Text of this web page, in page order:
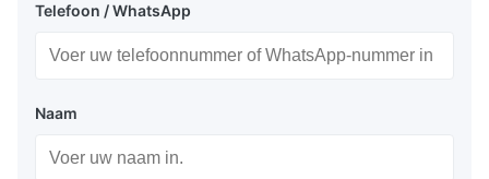
Telefoon / WhatsApp
Naam